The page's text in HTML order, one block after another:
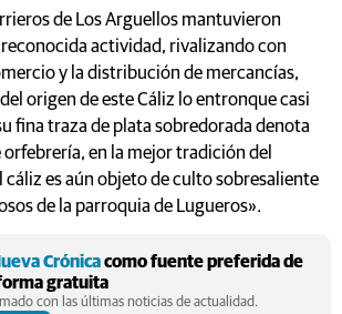
de Los Arguellos mantuvieron
actividad, rivalizando con
y la distribución de mercancías,
origen de este Cáliz lo entronque casi
fina traza de plata sobredorada denota
orfebrería, en la mejor tradición del
cáliz es aún objeto de culto sobresaliente
de la parroquia de Lugueros».
Crónicacomo fuente preferida de
gratuita
con las últimas noticias de actualidad.